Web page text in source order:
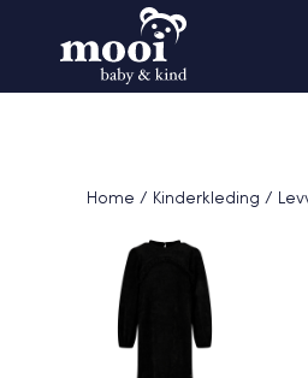
Home / Kinderkleding /